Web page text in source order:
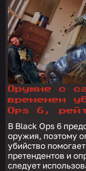
Оружие с
временем
Ops 6,
В Black Ops 6
оружия, поэтому
убийство
претендентов и